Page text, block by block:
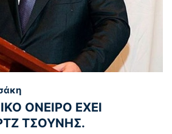
ΟΝΕΙΡΟ ΕΧΕΙ
ΤΣΟΥΝΗΣ.